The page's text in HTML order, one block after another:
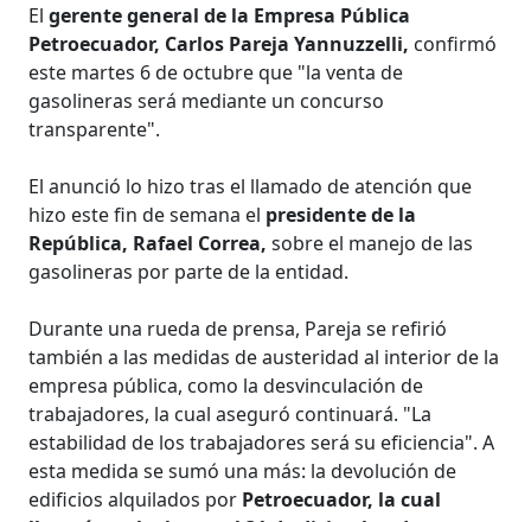
Elgerente general de la Empresa Pública
Petroecuador, Carlos Pareja Yannuzzelli, confirmó
este martes 6 de octubre que "la venta de
gasolineras será mediante un concurso
transparente".
El anunció lo hizo tras el llamado de atención que
hizo este fin de semana el presidente de la
República, Rafael Correa, sobre el manejo de las
gasolineras por parte de la entidad.
Durante una rueda de prensa, Pareja se refirió
también a las medidas de austeridad al interior de la
empresa pública, como la desvinculación de
trabajadores, la cual aseguró continuará. "La
estabilidad de los trabajadores será su eficiencia". A
esta medida se sumó una más: la devolución de
edificios alquilados por Petroecuador, la cual